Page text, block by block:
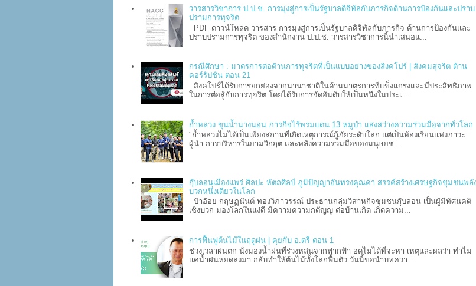
วารสารวิชาการ ป.ป.ช. การมุ่งสู่การเป็นรัฐบาลดิจิทัลกับภารกิจด้านการป้องกันและปราบ
ปรามการทุจริต
PDF ดาวน์โหลด วารสาร การมุ่งสู่การเป็นรัฐบาลดิจิทัลกับภารกิจ ด้านการป้องกันและ
ปราบปรามการทุจริต ของสำนักงาน ป.ป.ช. วารสารวิชาการนี้นำเสนอแ...
กรณีศึกษา : มาตรการต่อต้านการทุจริตที่เป็นแบบอย่างของสิงคโปร์ | สังคมสุจริต ต้าน
คอร์รัปชัน ตอน 21
สิงคโปร์ได้รับการยกย่องจากนานาชาติในด้านมาตรการที่แข็งแกร่งและมีประสิทธิภาพ
ในการต่อสู้กับการทุจริต โดยได้รับการจัดอันดับให้เป็นหนึ่งในประเ...
ถ้ำหลวง ขุนน้ำนางนอน ภารกิจไร้พรมแดน 13 หมูป่า แสงสว่างความร่วมมือจากทั่วโลก
"ถ้ำหลวงไม่ได้เป็นเพียงสถานที่เกิดเหตุการณ์กู้ภัยระดับโลก แต่เป็นห้องเรียนแห่งภาวะ
ผู้นำ การบริหารในยามวิกฤต และพลังความร่วมมือของมนุษยช...
กุ๊บลอนเมืองแพร่ ศิลปะ หัตถศิลป์ ภูมิปัญญาอันทรงคุณค่า สรรค์สร้างเศรษฐกิจชุมชนพลั
บวกหนึ่งเดียวในโลก
ป้าอ้อย กฤษฏนันต์ ทองวิภาวรรณ์ ประธานกลุ่มวิสาหกิจชุมชนกุ๊บลอน เป็นผู้มีทัศนคติ
เชิงบวก มองโลกในแง่ดี มีความความกตัญญู ต่อบ้านเกิด เกิดความ...
การฟื้นฟูต้นไม้ในฤดูฝน | คุยกับ อ.ตรี ตอน 1
ช่วงเวลาฝนตก นั่งมองน้ำฝนที่ร่วงหล่นจากฟากฟ้า อดไม่ได้ที่จะหา เหตุและผลว่า ทำไม
แค่น้ำฝนหยดลงมา กลับทำให้ต้นไม้ทั้งโลกฟื้นตัว วันนี้ขอนำบทควา...